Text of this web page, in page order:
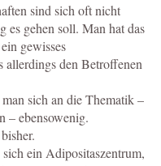
sind sich oft nicht
es gehen soll. Man hat das
gewisses
allerdings den Betroffenen
sich an die Thematik –
– ebensowenig.
ein Adipositaszentrum,